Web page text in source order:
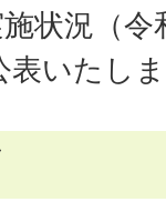
状況（
表いたし